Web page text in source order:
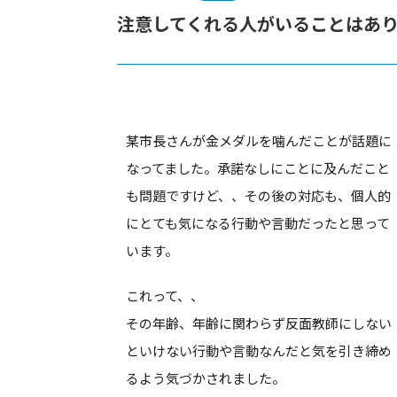
注意してくれる人がいることはあ
某市長さんが金メダルを噛んだことが話題に
なってました。承諾なしにことに及んだこと
も問題ですけど、、その後の対応も、個人的
にとても気になる行動や言動だったと思って
います。
これって、、
その年齢、年齢に関わらず反面教師にしない
といけない行動や言動なんだと気を引き締め
るよう気づかされました。